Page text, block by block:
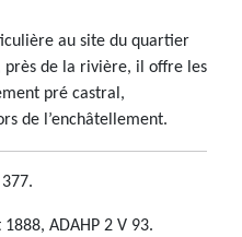
au site du quartier
près de la rivière, il offre les
pré castral,
de l’enchâtellement.
ADAHP 2 V 93.